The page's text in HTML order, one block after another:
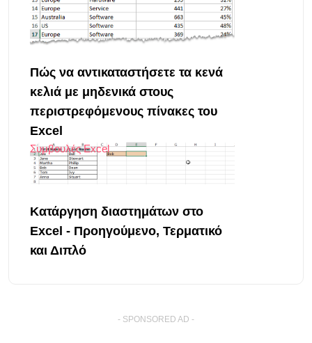
Πώς να αντικαταστήσετε τα κενά
κελιά με μηδενικά στους
περιστρεφόμενους πίνακες του
Excel
Συμβουλές Excel
Κατάργηση διαστημάτων στο
Excel - Προηγούμενο, Τερματικό
και Διπλό
- SPONSORED AD -